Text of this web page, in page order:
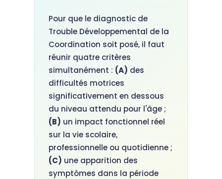
Pour que le diagnostic de
Trouble Développemental de la
Coordination soit posé, il faut
réunir quatre critères
simultanément : (A) des
difficultés motrices
significativement en dessous
du niveau attendu pour l'âge ;
(B) un impact fonctionnel réel
sur la vie scolaire,
professionnelle ou quotidienne ;
(C) une apparition des
symptômes dans la période